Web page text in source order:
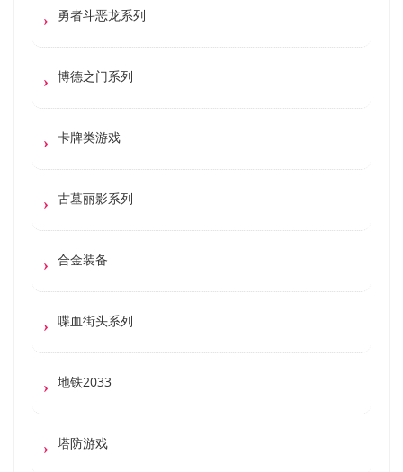
勇者斗恶龙系列
博德之门系列
卡牌类游戏
古墓丽影系列
合金装备
喋血街头系列
地铁2033
塔防游戏